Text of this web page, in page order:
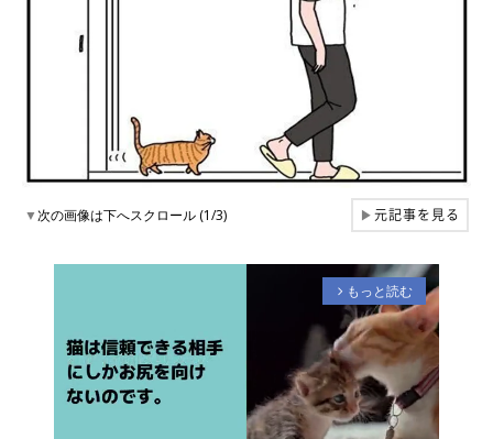
▼次の画像は下へスクロール (1/3) ▶元記事を見る
arrow_forward_ios もっと読む